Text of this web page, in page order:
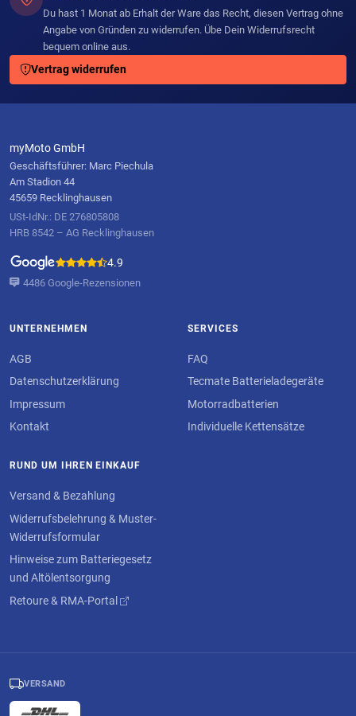
Du hast 1 Monat ab Erhalt der Ware das Recht, diesen Vertrag ohne
Angabe von Gründen zu widerrufen. Übe Dein Widerrufsrecht
bequem online aus.
Vertrag widerrufen
myMoto GmbH
Geschäftsführer: Marc Piechula
Am Stadion 44
45659 Recklinghausen
USt-IdNr.: DE 276805808
HRB 8542 – AG Recklinghausen
4.9
4486 Google-Rezensionen
UNTERNEHMEN
AGB
Datenschutzerklärung
Impressum
Kontakt
SERVICES
FAQ
Tecmate Batterieladegeräte
Motorradbatterien
Individuelle Kettensätze
RUND UM IHREN EINKAUF
Versand & Bezahlung
Widerrufsbelehrung & Muster-
Widerrufsformular
Hinweise zum Batteriegesetz
und Altölentsorgung
Retoure & RMA-Portal
VERSAND